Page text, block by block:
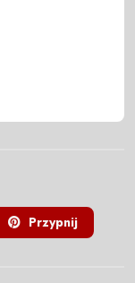
Przypnij